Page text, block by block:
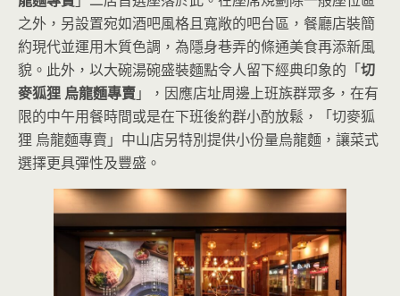
之外，另設置宛如酒吧風格且寬敞的吧台區，餐廳店裝簡
約現代並運用木質色調，為隱身巷弄的條通美食再添新風
貌。此外，以大碗湯碗盛裝麵點令人留下經典印象的「切
麥狐狸 烏龍麵專賣」，因應店址周邊上班族群眾多，在有
限的中午用餐時間或是在下班後約群小酌放鬆，「切麥狐
狸 烏龍麵專賣」中山店另特別提供小份量烏龍麵，讓菜式
選擇更具彈性及豐盛。